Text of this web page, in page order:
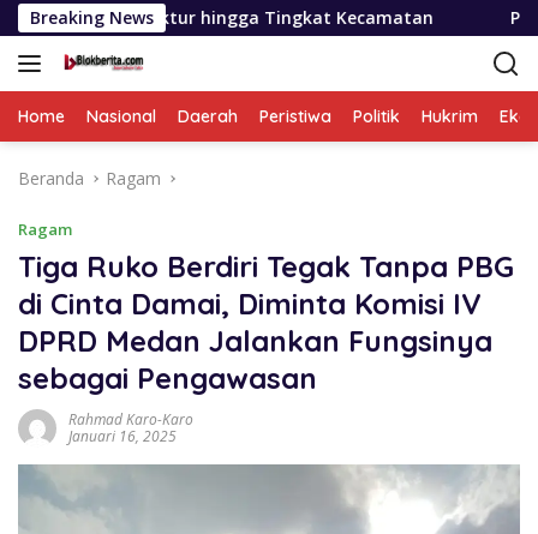
Langsung
ke
konten
Breaking News
hingga Tingkat Kecamatan PD AIJ Sumut Kembali
Home Nasional Daerah Peristiwa Politik Hukrim
Beranda Ragam
Ragam
Tiga Ruko Berdiri Tegak Tanpa PBG
di Cinta Damai, Diminta Komisi IV
DPRD Medan Jalankan Fungsinya
sebagai Pengawasan
Rahmad Karo-Karo
Januari 16, 2025